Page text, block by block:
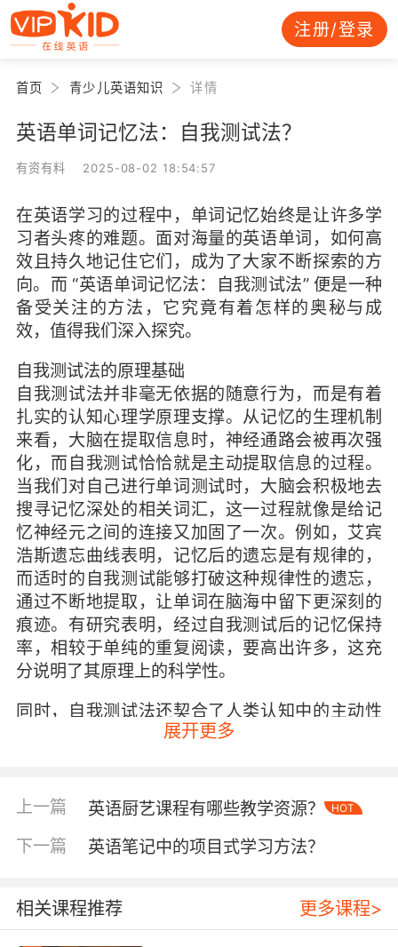
注册/登录
首页 青少儿英语知识 详情
英语单词记忆法：自我测试法？
有资有料 2025-08-02 18:54:57
在英语学习的过程中，单词记忆始终是让许多学
习者头疼的难题。面对海量的英语单词，如何高
效且持久地记住它们，成为了大家不断探索的方
向。而 “英语单词记忆法：自我测试法” 便是一种
备受关注的方法，它究竟有着怎样的奥秘与成
效，值得我们深入探究。
自我测试法的原理基础
自我测试法并非毫无依据的随意行为，而是有着
扎实的认知心理学原理支撑。从记忆的生理机制
来看，大脑在提取信息时，神经通路会被再次强
化，而自我测试恰恰就是主动提取信息的过程。
当我们对自己进行单词测试时，大脑会积极地去
搜寻记忆深处的相关词汇，这一过程就像是给记
忆神经元之间的连接又加固了一次。例如，艾宾
浩斯遗忘曲线表明，记忆后的遗忘是有规律的，
而适时的自我测试能够打破这种规律性的遗忘，
通过不断地提取，让单词在脑海中留下更深刻的
痕迹。有研究表明，经过自我测试后的记忆保持
率，相较于单纯的重复阅读，要高出许多，这充
分说明了其原理上的科学性。
同时，自我测试法还契合了人类认知中的主动性
原则。与传统的被动式学习，如单纯地听讲、阅
一个个单词及其释义，而是通过自我提问、自我
动性使得我们对单词的理解不再停留在表面，而
的含义，从而更全面地掌握单词，为后续的灵活
运用打下坚实基础。
展开更多
上一篇 英语厨艺课程有哪些教学资源？ HOT
下一篇 英语笔记中的项目式学习方法？
相关课程推荐 更多课程>